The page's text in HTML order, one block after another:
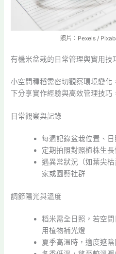
照片：Pexels /
有機米盆栽的日常管理與實用技
小空間種稻需密切觀察環境變化
下分享實作經驗與高效管理技巧
日常觀察與記錄
每週記錄盆栽位置、
定期拍照對照植株生
遇異常狀況（如葉尖
家或園藝社群
調節陽光與溫度
稻米需全日照，若空
用植物補光燈
夏季高溫時，適度遮